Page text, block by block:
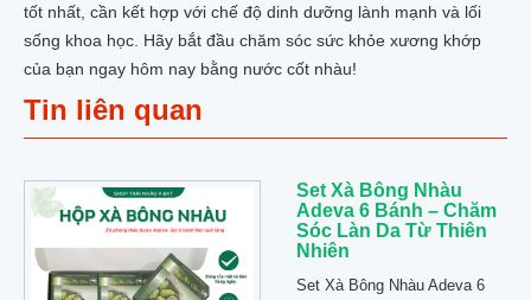
tốt nhất, cần kết hợp với chế độ dinh dưỡng lành mạnh và lối
sống khoa học. Hãy bắt đầu chăm sóc sức khỏe xương khớp
của bạn ngay hôm nay bằng nước cốt nhàu!
Tin liên quan
Set Xà Bông Nhàu
Adeva 6 Bánh – Chăm
Sóc Làn Da Từ Thiên
Nhiên
Set Xà Bông Nhàu Adeva 6